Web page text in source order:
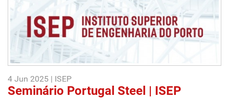
4 Jun 2025 | ISEP
Seminário Portugal Steel | ISEP